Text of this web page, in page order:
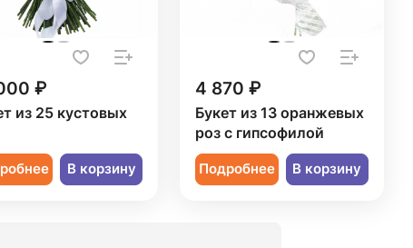
₽
из 25 кустовых
В корзину
4 870 ₽
Букет из 13 оранжевых
роз с гипсофилой
Подробнее В корзину